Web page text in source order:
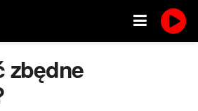
zbędne